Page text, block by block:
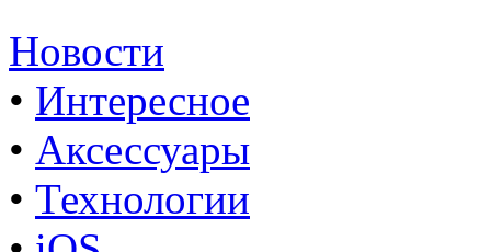
Новости
• Интересное
• Аксессуары
• Технологии